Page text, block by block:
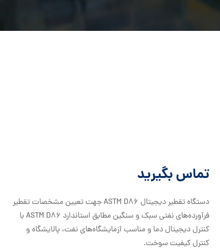
تماس بگیرید
دستگاه تقطیر دیجیتال ASTM D86 جهت تعیین مشخصات تقطیر
فرآورده‌های نفتی سبک و سنگین مطابق استاندارد ASTM D86 با
کنترل دیجیتال دما و مناسب آزمایشگاه‌های نفت، پالایشگاه و
کنترل کیفیت سوخت.